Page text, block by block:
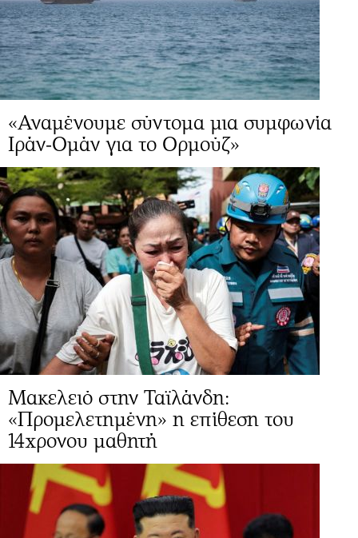
«Αναμένουμε σύντομα μια συμφωνία
Ιράν-Ομάν για το Ορμούζ»
Μακελειό στην Ταϊλάνδη:
«Προμελετημένη» η επίθεση του
14χρονου μαθητή